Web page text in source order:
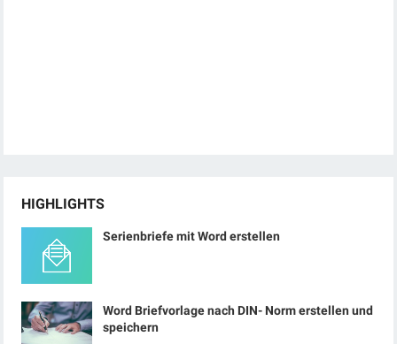
HIGHLIGHTS
Serienbriefe mit Word erstellen
Word Briefvorlage nach DIN- Norm erstellen und
speichern